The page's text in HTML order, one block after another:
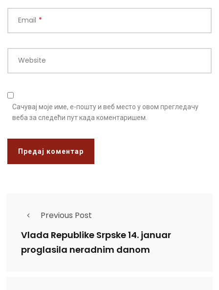
Email *
Website
Сачувај моје име, е-пошту и веб место у овом прегледачу
веба за следећи пут када коментаришем.
Previous Post
Vlada Republike Srpske 14. januar
proglasila neradnim danom